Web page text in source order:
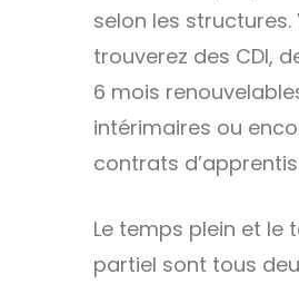
selon les structures.
trouverez des CDI,
6 mois
intérimaires ou
contrats
Le temps plein et le
partiel sont tous